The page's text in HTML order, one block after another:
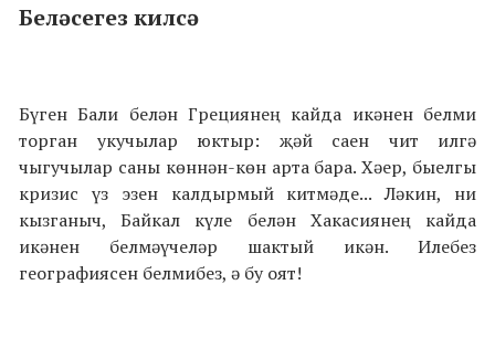
Беләсегез килсә
Бүген Бали белән Грециянең кайда икәнен белми
торган укучылар юктыр: җәй саен чит илгә
чыгучылар саны көннән-көн арта бара. Хәер, быелгы
кризис үз эзен калдырмый китмәде... Ләкин, ни
кызганыч, Байкал күле белән Хакасиянең кайда
икәнен белмәүчеләр шактый икән. Илебез
географиясен белмибез, ә бу оят!